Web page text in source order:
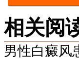
相关阅
男性白癜风